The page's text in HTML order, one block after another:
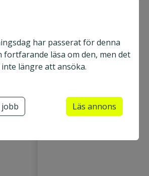
har passerat för denna
fortfarande läsa om den, men det
längre att ansöka.
jobb Läs annons